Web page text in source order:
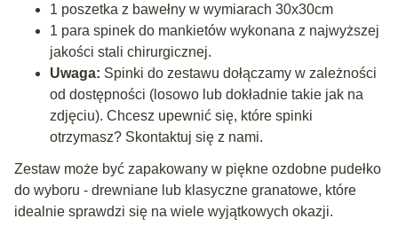
1 poszetka z bawełny w wymiarach 30x30cm
1 para spinek do mankietów wykonana z najwyższej
jakości stali chirurgicznej.
Uwaga: Spinki do zestawu dołączamy w zależności
od dostępności (losowo lub dokładnie takie jak na
zdjęciu). Chcesz upewnić się, które spinki
otrzymasz? Skontaktuj się z nami.
Zestaw może być zapakowany w piękne ozdobne pudełko
do wyboru - drewniane lub klasyczne granatowe, które
idealnie sprawdzi się na wiele wyjątkowych okazji.